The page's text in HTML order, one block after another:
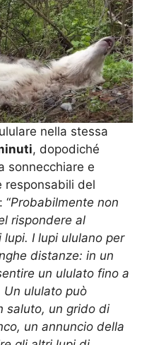
nella stessa
, dopodiché
sonnecchiare e
responsabili del
“Probabilmente non
rispondere al
I lupi ululano per
distanze: in un
un ululato fino a
ululato può
saluto, un grido di
un annuncio della